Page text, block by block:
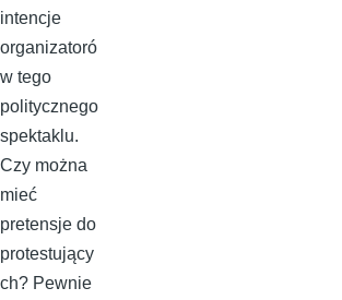
intencje
organizatoró
w tego
politycznego
spektaklu.
Czy można
mieć
pretensje do
protestujący
ch? Pewnie